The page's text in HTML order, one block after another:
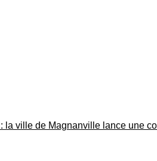
la ville de Magnanville lance une